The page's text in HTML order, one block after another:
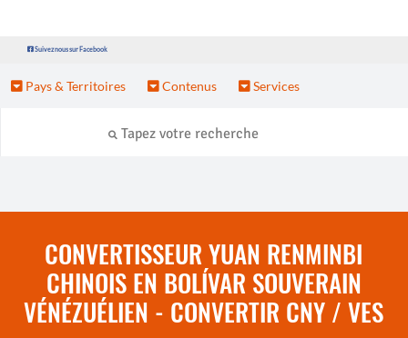
Suivez nous sur Facebook
Pays & Territoires Contenus Services
CONVERTISSEUR YUAN RENMINBI
CHINOIS EN BOLÍVAR SOUVERAIN
VÉNÉZUÉLIEN - CONVERTIR CNY / VES